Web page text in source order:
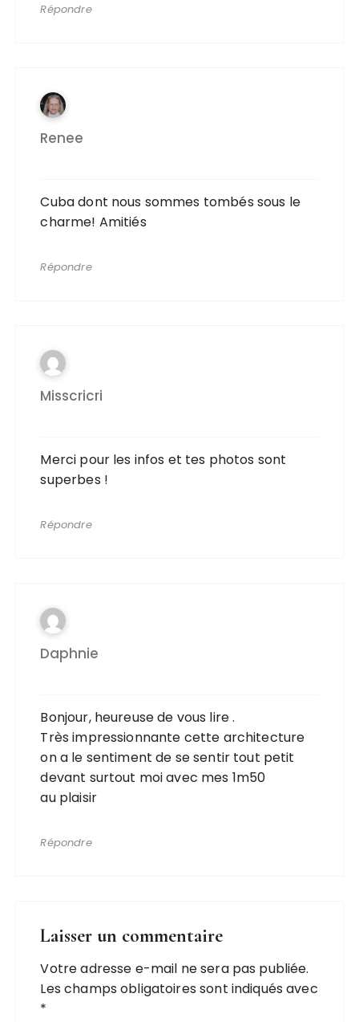
Répondre
Renee
Cuba dont nous sommes tombés sous le
charme! Amitiés
Répondre
Misscricri
Merci pour les infos et tes photos sont
superbes !
Répondre
Daphnie
Bonjour, heureuse de vous lire .
Très impressionnante cette architecture
on a le sentiment de se sentir tout petit
devant surtout moi avec mes 1m50
au plaisir
Répondre
Laisser un commentaire
Votre adresse e-mail ne sera pas publiée.
Les champs obligatoires sont indiqués avec
*